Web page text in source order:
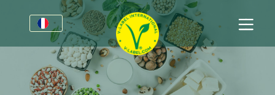
Pour les entreprises
Informations pour les producteurs
Secteurs